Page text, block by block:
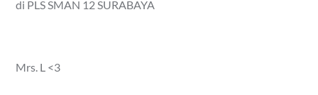
di PLS SMAN 12 SURABAYA
Mrs. L <3